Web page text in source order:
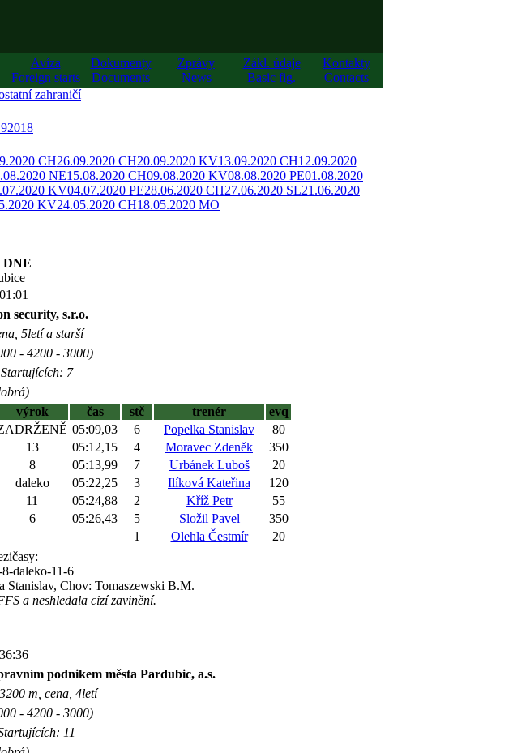
Avíza
Foreign starts
Dokumenty
Documents
Zprávy
News
Zákl. údaje
Basic fig.
Kontakty
Contacts
zahraničí
2018
CH26.09.2020 CH20.09.2020 KV13.09.2020 CH12.09.2020
NE15.08.2020 CH09.08.2020 KV08.08.2020 PE01.08.2020
KV04.07.2020 PE28.06.2020 CH27.06.2020 SL21.06.2020
KV24.05.2020 CH18.05.2020 MO
security, s.r.o.
5letí a starší
- 4200 - 3000)
7
výrok čas stč trenér
evq
05:09,03 6 Popelka Stanislav
80
13 05:12,15 4 Moravec Zdeněk
350
8 05:13,99 7 Urbánek Luboš
20
daleko 05:22,25 3 Ilíková Kateřina
120
11 05:24,88 2 Kříž Petr
55
6 05:26,43 5 Složil Pavel
350
1 Olehla Čestmír
20
daleko-11-6
Stanislav, Chov: Tomaszewski B.M.
a neshledala cizí zavinění.
podnikem města Pardubic, a.s.
m, cena, 4letí
- 4200 - 3000)
11